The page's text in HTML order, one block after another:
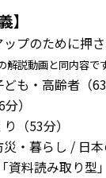
】
プのために押さ
画と同内容です
も・高齢者（63
）
（53分）
・暮らし / 日本
料読み取り型